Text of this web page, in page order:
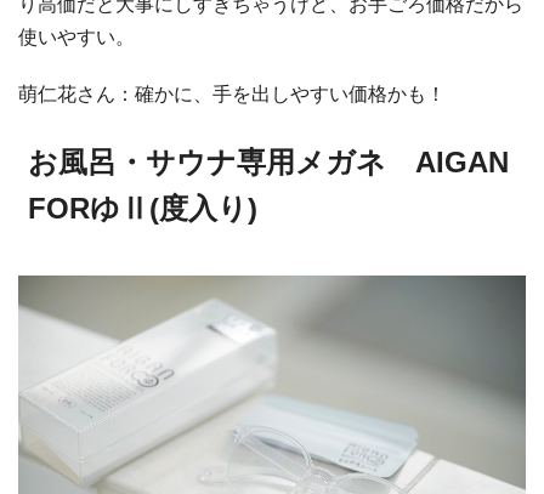
り高価だと大事にしすぎちゃうけど、お手ごろ価格だから
使いやすい。
萌仁花さん：確かに、手を出しやすい価格かも！
お風呂・サウナ専用メガネ AIGAN
FORゆⅡ(度入り)